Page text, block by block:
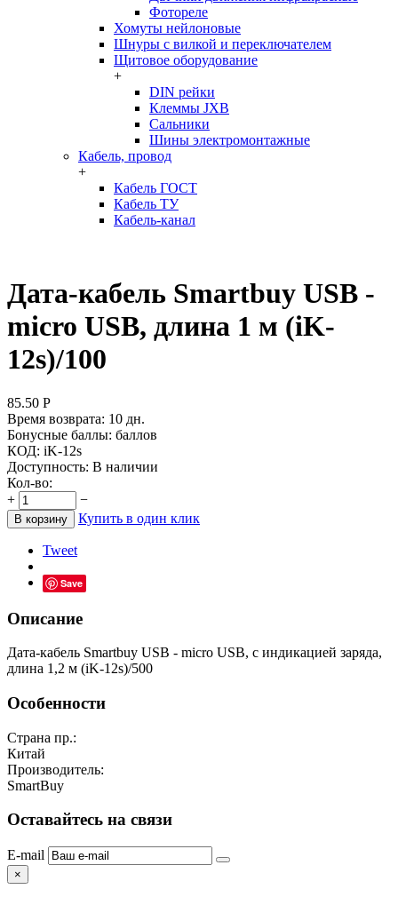
Фотореле
Хомуты нейлоновые
Шнуры с вилкой и переключателем
Щитовое оборудование
+
DIN рейки
Клеммы JXB
Сальники
Шины электромонтажные
Кабель, провод
+
Кабель ГОСТ
Кабель ТУ
Кабель-канал
Дата-кабель Smartbuy USB -
micro USB, длина 1 м (iK-
12s)/100
85.50 Р
Время возврата: 10 дн.
Бонусные баллы: баллов
КОД: iK-12s
Доступность: В наличии
Кол-во:
+
−
В корзину Купить в один клик
Tweet
Save
Описание
Дата-кабель Smartbuy USB - micro USB, с индикацией заряда,
длина 1,2 м (iK-12s)/500
Особенности
Страна пр.:
Китай
Производитель:
SmartBuy
Оставайтесь на связи
E-mail
×